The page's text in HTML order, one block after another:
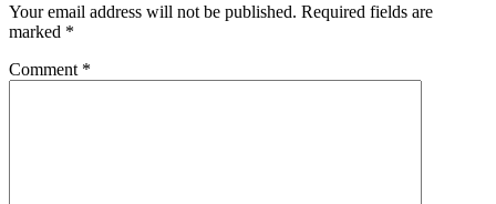
Your email address will not be published. Required fields are
marked *
Comment *